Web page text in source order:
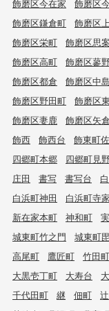
飾磨区今在家 飾磨区
飾磨区鎌倉町
飾磨区
飾磨区栄町
飾磨区思
飾磨区高町
飾磨区蓼
飾磨区都倉
飾磨区中島
飾磨区野田町
飾磨区
飾磨区妻鹿
飾磨区矢
飾西
飾西台 飾東町
四郷町本郷
四郷町見
庄田
書写 書写台
白浜町神田
白浜町寺家
新在家本町
神和町
城東町竹之門
城東町
高尾町
鷹匠町 竹田町
大黒壱丁町
大寿台
千代田町
継 佃町